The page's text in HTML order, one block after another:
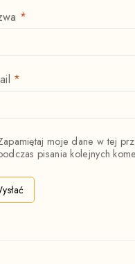
*
*
moje dane w tej
pisania kolejnych